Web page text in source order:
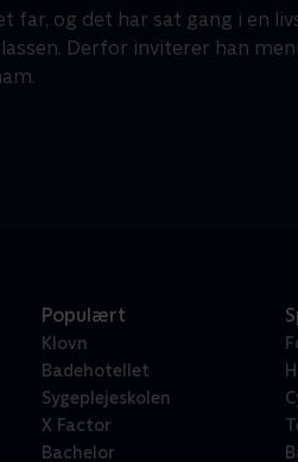
far, og det har sat gang i en
Derfor inviterer han
Populært
Klovn
Badehotellet
Sygeplejeskolen
X Factor
Bachelor